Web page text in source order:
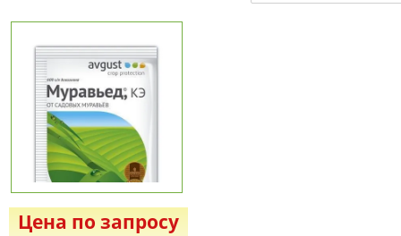
Цена по запросу